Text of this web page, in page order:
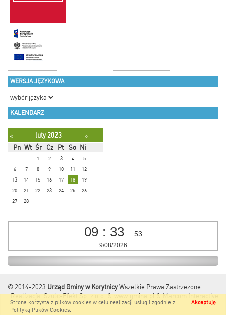
WERSJA JĘZYKOWA
KALENDARZ
« luty 2023
»
Pn Wt Śr Cz Pt So Ni
1 2 3 4
5
6
7 8 9 10 11
12
13
14 15 16 17 18
19
20
21 22 23 24 25
26
27
28
09 : 33 : 54
9/08/2026
Akceptuję
Strona korzysta z plików cookies w celu realizacji usług i zgodnie z
Polityką Plików Cookies.
© 2014-2023 Urząd Gminy w Korytnicy Wszelkie Prawa Zastrzeżone.
Realizacja:Szulc-Efekt Sp. z o.o. & www.gmina.pl&Marcom Interactive